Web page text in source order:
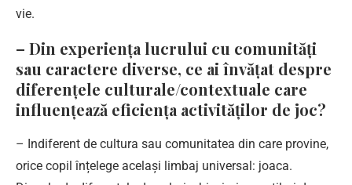
vie.
– Din experiența lucrului cu comunități
sau caractere diverse, ce ai învățat despre
diferențele culturale/contextuale care
influențează eficiența activităților de joc?
– Indiferent de cultura sau comunitatea din care provine,
orice copil înțelege același limbaj universal: joaca.